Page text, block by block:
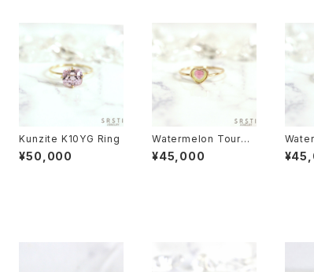
Kunzite K10YG Ring
¥50,000
Watermelon Tourma
rine Heart-shaped
K10YG RingB
¥45,000
rine